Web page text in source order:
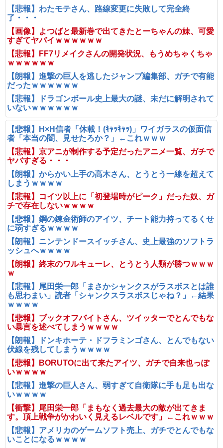
【悲報】わたモテさん、路線変更に失敗して完全終
了・・・
【画像】よつばと最新巻で出てきたとーちゃんの妹、可愛
すぎてヤバイｗｗｗｗｗｗ
【悲報】FF7リメイクさんの開発状況、もうめちゃくちゃ
ｗｗｗｗｗｗ
【朗報】進撃の巨人を逃したジャンプ編集部、ガチで有能
だったｗｗｗｗｗｗ
【悲報】ドラゴンボール史上最大の謎、未だに解明されて
いないｗｗｗｗｗｗ
【悲報】H×H信者「休載！(ｷｬｯｷｬｯ)」ワイガラスの仮面信
者「本当の闇、見せたろか？」←これｗｗｗ
【悲報】京アニが制作する予定だったアニメ一覧、ガチで
ヤバすぎる・・・
【朗報】からかい上手の高木さん、とうとう一線を超えて
しまうｗｗｗｗ
【悲報】コイツ以上に「初登場時がピーク」だった奴、ガ
チで存在しないｗｗｗｗ
【悲報】鋼の錬金術師のアイツ、チート能力持ってるくせ
に弱すぎるｗｗｗｗ
【朗報】ニンテンドースイッチさん、史上最強のソフトラ
ッシュへｗｗｗｗ
【朗報】終末のワルキューレ、とうとう人類が勝つｗｗｗ
ｗ
【悲報】尾田栄一郎「まさかシャンクスがラスボスとは誰
も思わまい」読者「シャンクスラスボスじゃね？」←結果
ｗｗｗｗ
【悲報】ブックオフバイトさん、ツイッターでとんでもな
い暴言を述べてしまうｗｗｗｗ
【朗報】ドンキホーテ・ドフラミンゴさん、とんでもない
伏線を残してしまうｗｗｗｗ
【悲報】BORUTOに出て来たアイツ、ガチで自来也っぽ
いｗｗｗｗ
【悲報】進撃の巨人さん、弱すぎて自衛隊に手も足も出な
いｗｗｗｗ
【衝撃】尾田栄一郎「まもなく過去最大の敵が出てきま
す。頂上戦争がかわいく見えるレベルです」←これｗｗｗ
【悲報】アメリカのゲームソフト売上、ガチでとんでもな
いことになるｗｗｗｗ